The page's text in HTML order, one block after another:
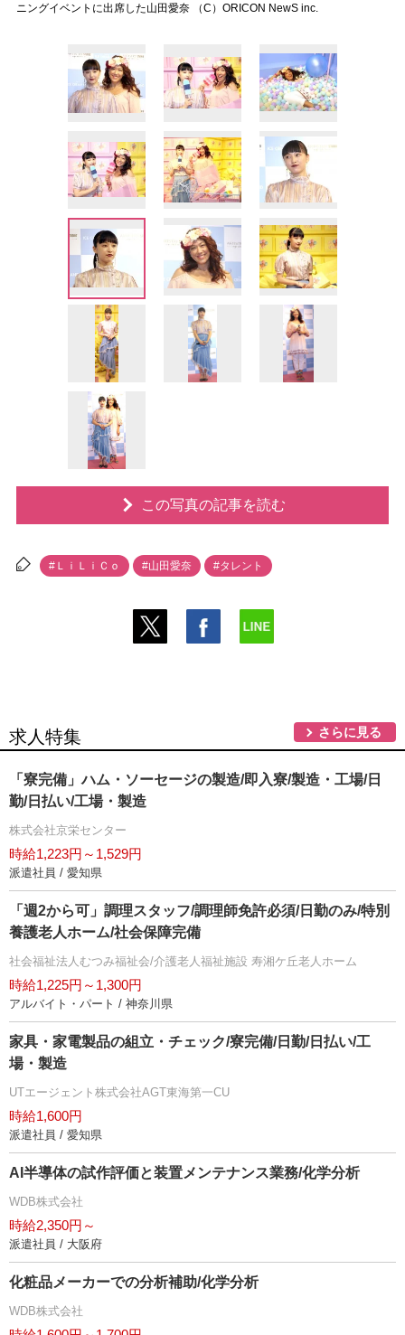
ニングイベントに出席した山田愛奈 （C）ORICON NewS inc.
この写真の記事を読む
#ＬｉＬｉＣｏ #山田愛奈 #タレント
求人特集 さらに見る
「寮完備」ハム・ソーセージの製造/即入寮/製造・工場/日
勤/日払い/工場・製造
株式会社京栄センター
時給1,223円～1,529円
派遣社員 / 愛知県
「週2から可」調理スタッフ/調理師免許必須/日勤のみ/特別
養護老人ホーム/社会保障完備
社会福祉法人むつみ福祉会/介護老人福祉施設 寿湘ケ丘老人ホーム
時給1,225円～1,300円
アルバイト・パート / 神奈川県
家具・家電製品の組立・チェック/寮完備/日勤/日払い/工
場・製造
UTエージェント株式会社AGT東海第一CU
時給1,600円
派遣社員 / 愛知県
AI半導体の試作評価と装置メンテナンス業務/化学分析
WDB株式会社
時給2,350円～
派遣社員 / 大阪府
化粧品メーカーでの分析補助/化学分析
WDB株式会社